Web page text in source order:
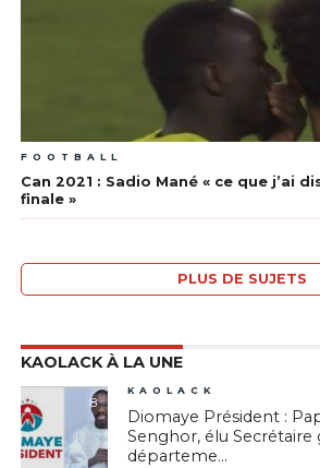
FOOTBALL
Can 2021 : Sadio Mané « ce que j’ai
finale »
PLUS DE SUJETS
KAOLACK À LA UNE
8
KAOLACK
Diomaye Président :
Senghor, élu Secrétaire
départeme...